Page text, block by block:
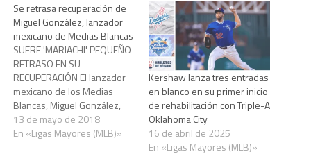
Se retrasa recuperación de
Miguel González, lanzador
mexicano de Medias Blancas
SUFRE 'MARIACHI' PEQUEÑO
RETRASO EN SU
RECUPERACIÓN El lanzador
mexicano de los Medias
Blancas, Miguel González,
sufrió un pequeño retraso
en su recuperación de una
13 de mayo de 2018
En «Ligas Mayores (MLB)»
Kershaw lanza tres entradas
en blanco en su primer inicio
de rehabilitación con Triple-A
Oklahoma City
16 de abril de 2025
En «Ligas Mayores (MLB)»